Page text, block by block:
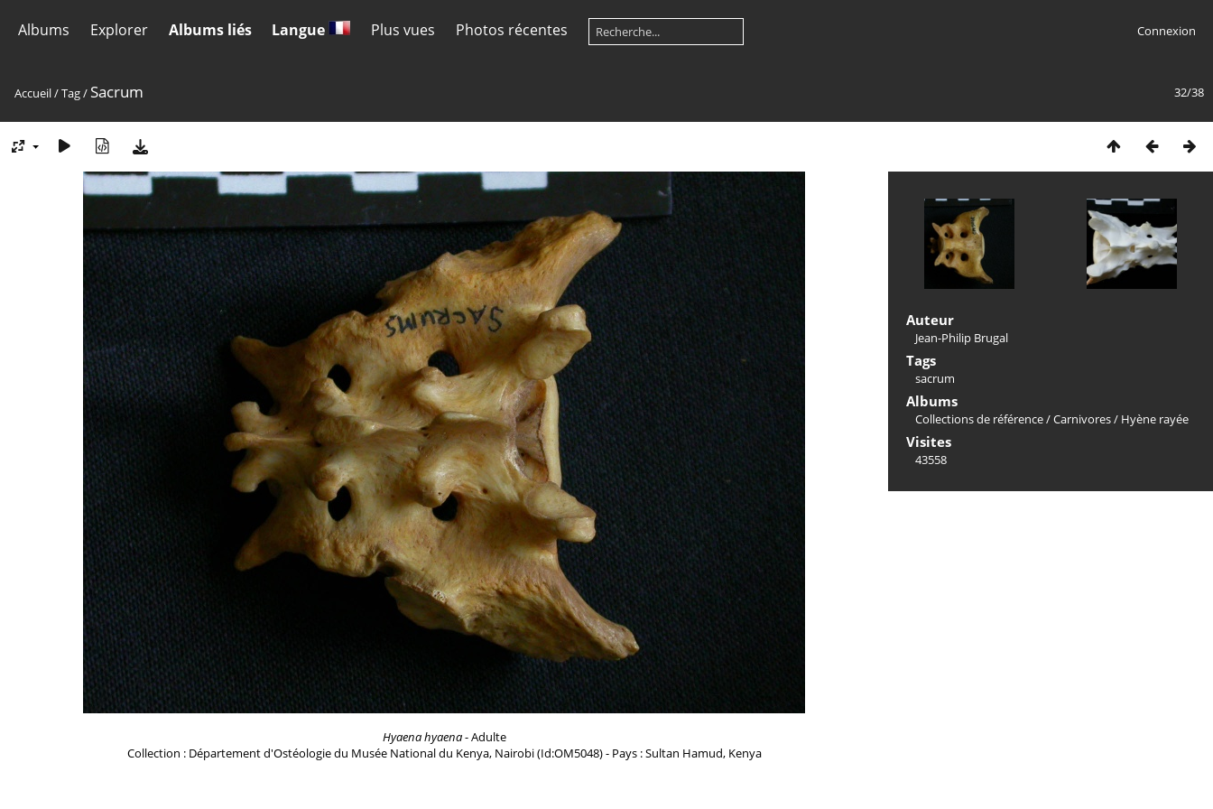
Albums Explorer Albums liés Langue Plus vues Photos récentes Connexion
32/38
Accueil/Tag/ Sacrum
Hyaena hyaena- Adulte
Collection : Département d'Ostéologie du Musée National du Kenya, Nairobi (Id:OM5048) - Pays : Sultan Hamud, Kenya
Auteur
Jean-Philip Brugal
Tags
sacrum
Albums
Collections de référence/Carnivores/ Hyène rayée
Visites
43558